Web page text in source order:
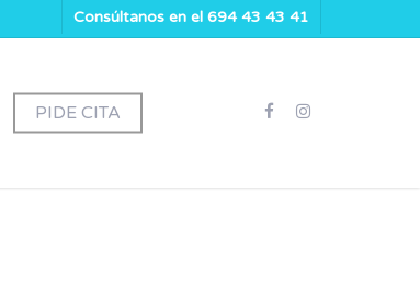
Consúltanos en el 694 43 43 41
PIDE CITA